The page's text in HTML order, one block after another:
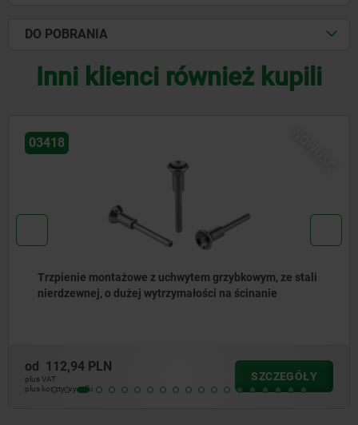
DO POBRANIA
Inni klienci również kupili
03418
Trzpienie montażowe z uchwytem grzybkowym, ze stali
nierdzewnej, o dużej wytrzymałości na ścinanie
od 112,94 PLN
plus VAT
plus koszty wysyłki
SZCZEGÓŁY